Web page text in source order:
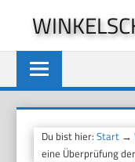
springen
Du bist hier:Start →
eine Überprüfung